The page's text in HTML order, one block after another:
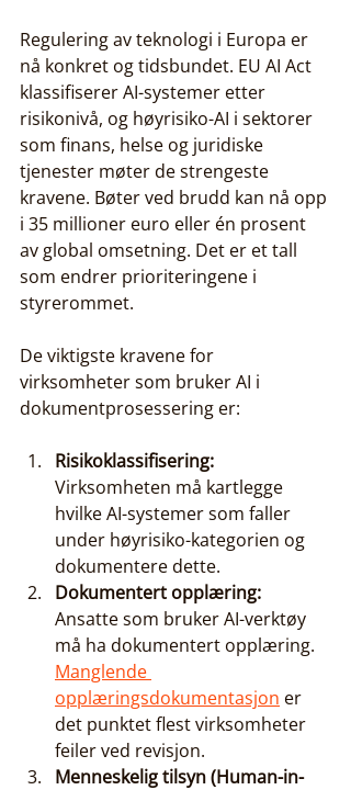
Regulering av teknologi i Europa er
nå konkret og tidsbundet. EU AI Act
klassifiserer AI-systemer etter
risikonivå, og høyrisiko-AI i sektorer
som finans, helse og juridiske
tjenester møter de strengeste
kravene. Bøter ved brudd kan nå opp
i 35 millioner euro eller én prosent
av global omsetning. Det er et tall
som endrer prioriteringene i
styrerommet.
De viktigste kravene for
virksomheter som bruker AI i
dokumentprosessering er:
Risikoklassifisering:
Virksomheten må kartlegge
hvilke AI-systemer som faller
under høyrisiko-kategorien og
dokumentere dette.
Dokumentert opplæring:
Ansatte som bruker AI-verktøy
må ha dokumentert opplæring.
Manglende
opplæringsdokumentasjon er
det punktet flest virksomheter
feiler ved revisjon.
Menneskelig tilsyn (Human-in-